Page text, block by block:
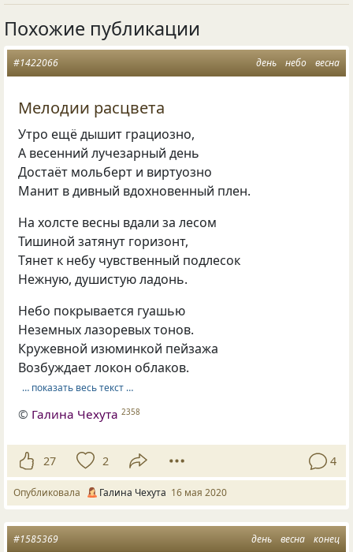
Похожие публикации
день небо весна
#1422066
Мелодии расцвета
Утро ещё дышит грациозно,
А весенний лучезарный день
Достаёт мольберт и виртуозно
Манит в дивный вдохновенный плен.
На холсте весны вдали за лесом
Тишиной затянут горизонт,
Тянет к небу чувственный подлесок
Нежную, душистую ладонь.
Небо покрывается гуашью
Неземных лазоревых тонов.
Кружевной изюминкой пейзажа
Возбуждает локон облаков.
… показать весь текст …
© Галина Чехута 2358
27 2 4
Опубликовала Галина Чехута 16 мая 2020
день весна конец
#1585369